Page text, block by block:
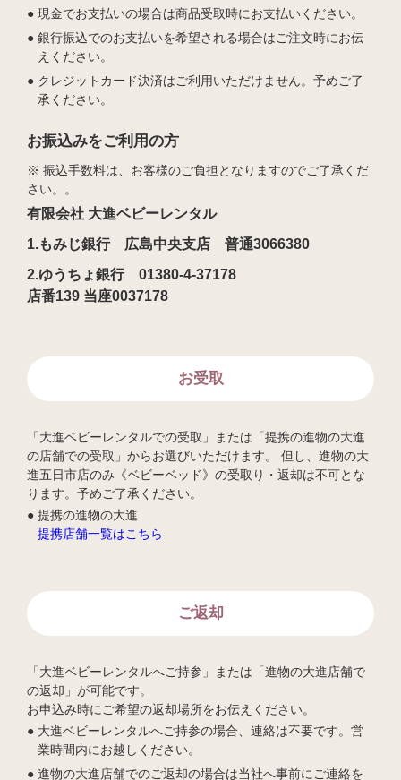
現金でお支払いの場合は商品受取時にお支払いください。
銀行振込でのお支払いを希望される場合はご注文時にお伝
えください。
クレジットカード決済はご利用いただけません。予めご了
承ください。
お振込みをご利用の方
※ 振込手数料は、お客様のご負担となりますのでご了承くだ
さい。。
有限会社 大進ベビーレンタル
1.もみじ銀行 広島中央支店 普通3066380
2.ゆうちょ銀行 01380-4-37178
店番139 当座0037178
お受取
「大進ベビーレンタルでの受取」または「提携の進物の大進
の店舗での受取」からお選びいただけます。 但し、進物の大
進五日市店のみ《ベビーベッド》の受取り・返却は不可とな
ります。予めご了承ください。
提携の進物の大進
提携店舗一覧はこちら
ご返却
「大進ベビーレンタルへご持参」または「進物の大進店舗で
の返却」が可能です。
お申込み時にご希望の返却場所をお伝えください。
大進ベビーレンタルへご持参の場合、連絡は不要です。営
業時間内にお越しください。
進物の大進店舗でのご返却の場合は当社へ事前にご連絡を